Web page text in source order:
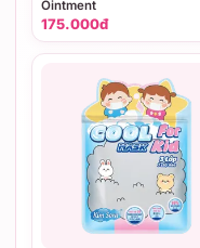
Ointment
175.000đ